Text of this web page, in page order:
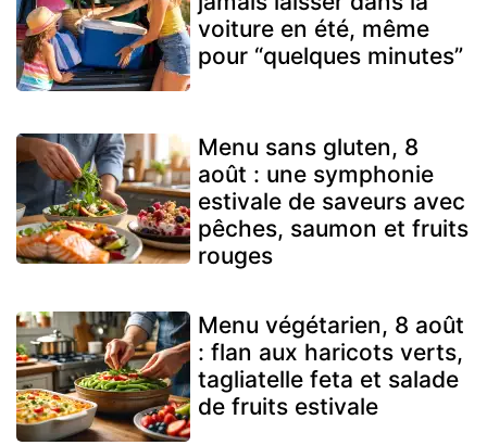
voiture en été, même
pour “quelques minutes”
Menu sans gluten, 8
août : une symphonie
estivale de saveurs avec
pêches, saumon et fruits
rouges
Menu végétarien, 8 août
: flan aux haricots verts,
tagliatelle feta et salade
de fruits estivale